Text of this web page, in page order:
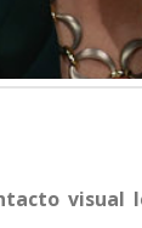
visual